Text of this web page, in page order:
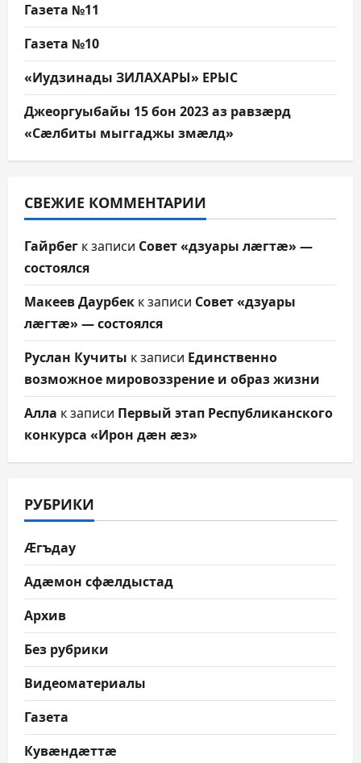
Газета №11
Газета №10
«Иудзинады ЗИЛАХАРЫ» ЕРЫС
Джеоргуыбайы 15 бон 2023 аз равзæрд
«Сæлбиты мыггаджы змæлд»
СВЕЖИЕ КОММЕНТАРИИ
Гайрбег к записи Совет «дзуары лæгтæ» —
состоялся
Макеев Даурбек к записи Совет «дзуары
лæгтæ» — состоялся
Руслан Кучиты к записи Единственно
возможное мировоззрение и образ жизни
Алла к записи Первый этап Республиканского
конкурса «Ирон дæн æз»
РУБРИКИ
Æгъдау
Адæмон сфæлдыстад
Архив
Без рубрики
Видеоматериалы
Газета
Кувæндæттæ